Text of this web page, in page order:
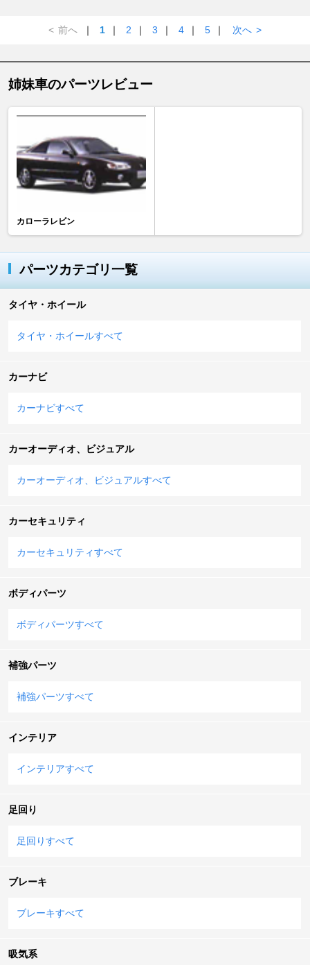
< 前へ ｜ 1 ｜ 2 ｜ 3 ｜ 4 ｜ 5 ｜ 次へ >
姉妹車のパーツレビュー
カローラレビン
パーツカテゴリ一覧
タイヤ・ホイール
タイヤ・ホイールすべて
カーナビ
カーナビすべて
カーオーディオ、ビジュアル
カーオーディオ、ビジュアルすべて
カーセキュリティ
カーセキュリティすべて
ボディパーツ
ボディパーツすべて
補強パーツ
補強パーツすべて
インテリア
インテリアすべて
足回り
足回りすべて
ブレーキ
ブレーキすべて
吸気系